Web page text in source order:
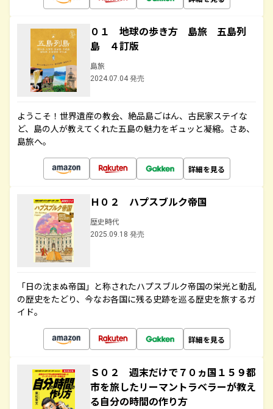
０１ 地球の歩き方 島旅 五島列
島 ４訂版
島旅
2024.07.04 発売
ようこそ！世界遺産の教会、絶品島ごはん、古民家ステイな
ど、島の人が教えてくれた五島の魅力をギュッと凝縮。さあ、
島旅へ。
詳細を見る
Ｈ０２ ハプスブルク帝国
歴史時代
2025.09.18 発売
「日の沈まぬ帝国」と称されたハプスブルク帝国の栄光と動乱
の歴史をたどり、今なお各国に残る史跡を巡る歴史を旅するガ
イド。
詳細を見る
Ｓ０２ 週末だけで７０ヵ国１５９都
市を旅したリーマントラベラーが教え
る自分の時間の作り方